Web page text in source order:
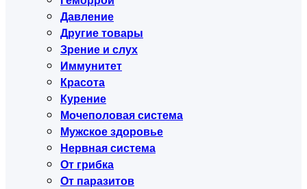
Давление
Другие товары
Зрение и слух
Иммунитет
Красота
Курение
Мочеполовая система
Мужское здоровье
Нервная система
От грибка
От паразитов